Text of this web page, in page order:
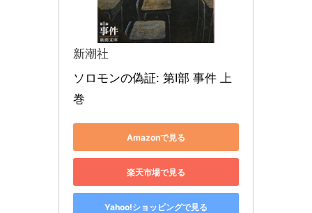
新潮社
ソロモンの偽証: 第I部 事件 上
巻
Amazonで見る
楽天市場で見る
Yahoo!ショッピングで見る